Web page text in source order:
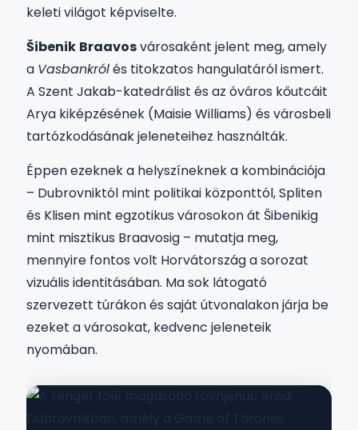
keleti világot képviselte.
Šibenik Braavosvárosaként jelent meg, amely
a Vasbankrólés titokzatos hangulatáról ismert.
A Szent Jakab-katedrálist és az óváros kőutcáit
Arya kiképzésének (Maisie Williams) és városbeli
tartózkodásának jeleneteihez használták.
Éppen ezeknek a helyszíneknek a kombinációja
– Dubrovniktól mint politikai központtól, Spliten
és Klisen mint egzotikus városokon át Šibenikig
mint misztikus Braavosig – mutatja meg,
mennyire fontos volt Horvátország a sorozat
vizuális identitásában. Ma sok látogató
szervezett túrákon és saját útvonalakon járja be
ezeket a városokat, kedvenc jeleneteik
nyomában.